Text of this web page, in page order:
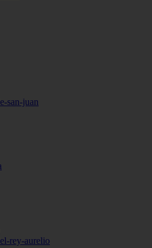
san-juan
rey-aurelio